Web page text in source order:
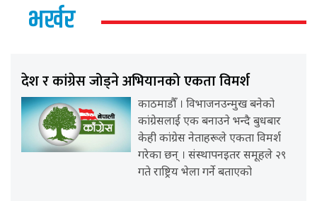
भर्खर
देश र कांग्रेस जोड्ने अभियानको एकता विमर्श
काठमाडौँ । विभाजनउन्मुख बनेको
कांग्रेसलाई एक बनाउने भन्दै बुधबार
केही कांग्रेस नेताहरूले एकता विमर्श
गरेका छन् । संस्थापनइतर समूहले २९
गते राष्ट्रिय भेला गर्ने बताएको